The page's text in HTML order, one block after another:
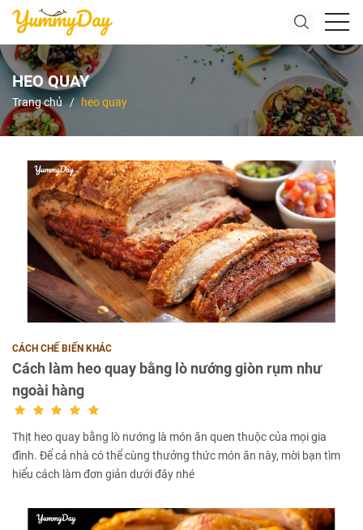
HEO QUAY
Trang chủ heo quay
CÁCH CHẾ BIẾN KHÁC
Cách làm heo quay bằng lò nướng giòn rụm như
ngoài hàng
Thịt heo quay bằng lò nướng là món ăn quen thuộc của mọi gia
đình. Để cả nhà có thể cùng thưởng thức món ăn này, mời bạn tìm
hiểu cách làm đơn giản dưới đây nhé